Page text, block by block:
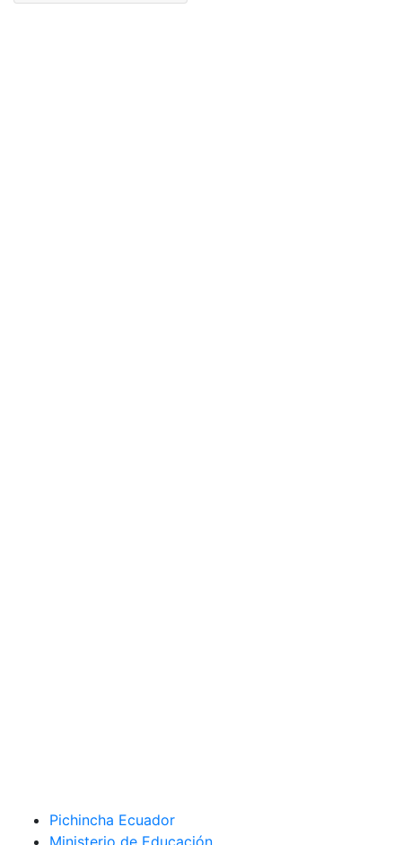
Pichincha Ecuador
Ministerio de Educación